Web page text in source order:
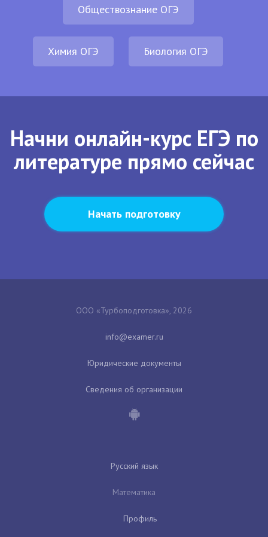
Обществознание ОГЭ
Химия ОГЭ Биология ОГЭ
Начни онлайн-курс ЕГЭ по
литературе прямо сейчас
Начать подготовку
ООО «Турбоподготовка», 2026
Юридические документы
Сведения об организации
Русский язык
Математика
Профиль